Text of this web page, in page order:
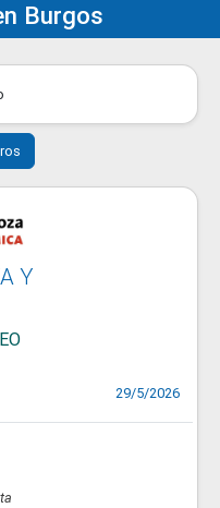
Burgos
Y
29/5/2026